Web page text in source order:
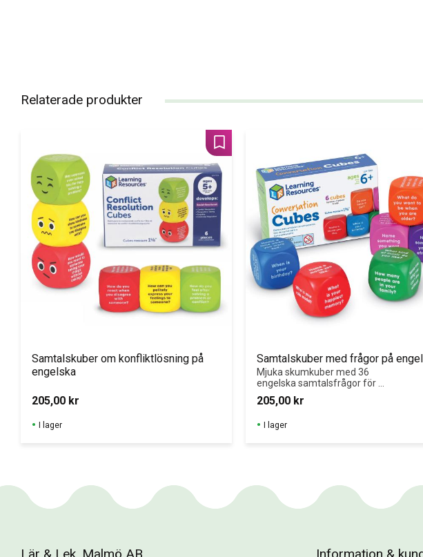
Relaterade produkter
Samtalskuber om konfliktlösning på
engelska
205,00 kr
Lägg till i favoriter
I lager
Samtalskuber med frågor på
Mjuka skumkuber med 36
engelska samtalsfrågor för
muntlig språkträning.
205,00 kr
I lager